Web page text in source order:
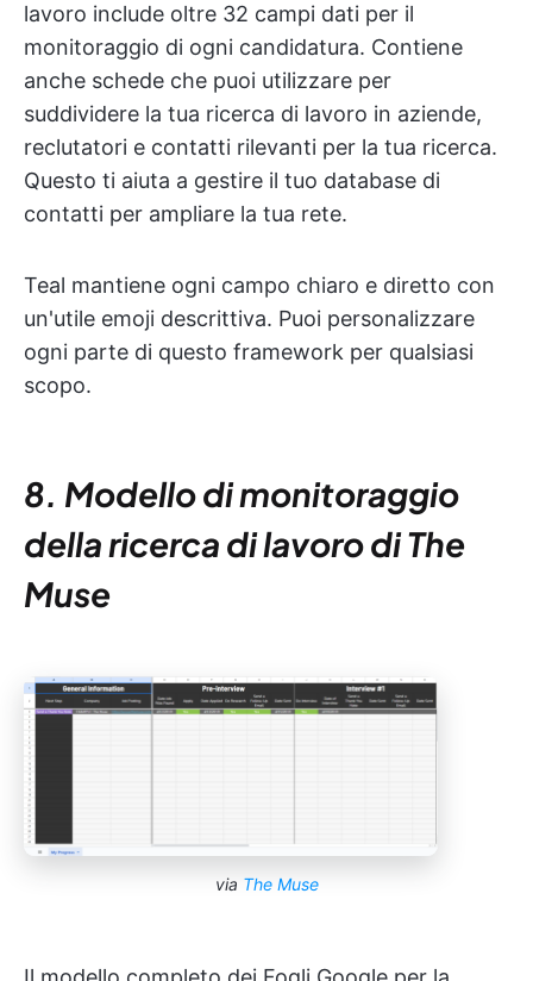
lavoro include oltre 32 campi dati per il
monitoraggio di ogni candidatura. Contiene
anche schede che puoi utilizzare per
suddividere la tua ricerca di lavoro in aziende,
reclutatori e contatti rilevanti per la tua ricerca.
Questo ti aiuta a gestire il tuo database di
contatti per ampliare la tua rete.
Teal mantiene ogni campo chiaro e diretto con
un'utile emoji descrittiva. Puoi personalizzare
ogni parte di questo framework per qualsiasi
scopo.
8. Modello di monitoraggio
della ricerca di lavoro di The
Muse
via The Muse